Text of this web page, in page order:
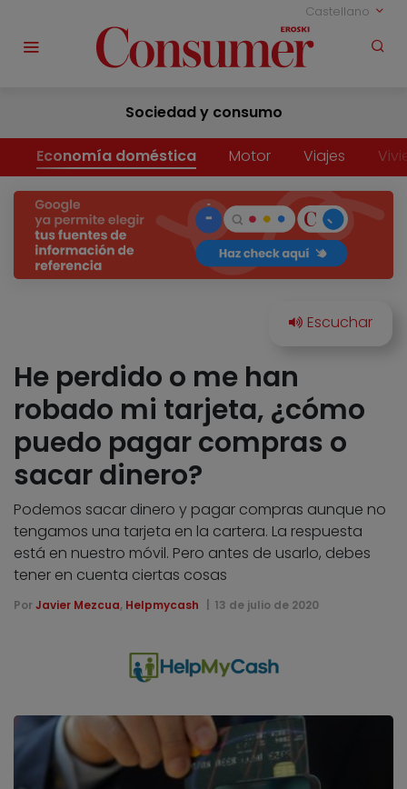
Castellano
Sociedad y consumo
Economía doméstica Motor Viajes
He perdido o me han
robado mi tarjeta, ¿cómo
puedo pagar compras o
sacar dinero?
Podemos sacar dinero y pagar compras aunque no
tengamos una tarjeta en la cartera. La respuesta
está en nuestro móvil. Pero antes de usarlo, debes
tener en cuenta ciertas cosas
Por Javier Mezcua, Helpmycash 13 de julio de 2020